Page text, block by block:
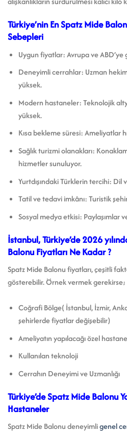
Türkiye’nin En Spatz Mide
Sebepleri
Uygun fiyatlar: Avrupa ve
Deneyimli cerrahlar: Uzman hekim
yüksek.
Modern hastaneler: Teknolojik
yüksek.
Kısa bekleme süresi: Ameliyatlar
Sağlık turizmi olanakları:
hizmetler sunuluyor.
Yurtdışındaki Türklerin tercihi: Dil
Tatil ve tedavi imkânı: Turistik
Sosyal medya etkisi: Paylaşımlar
İstanbul, Türkiye’de 2026
Balonu Fiyatları Ne Kadar ?
Spatz Mide Balonu fiyatları, çeşitli
gösterebilir. Örnek vermek gerekirse;
Coğrafi Bölge( İstanbul, İzmir,
şehirlerde fiyatlar değişebilir)
Ameliyatın yapılacağı özel hastane
Kullanılan teknoloji
Cerrahın Deneyimi ve Uzmanlığı
Türkiye’de Spatz Mide Balonu
Hastaneler
Spatz Mide Balonu deneyimligenel